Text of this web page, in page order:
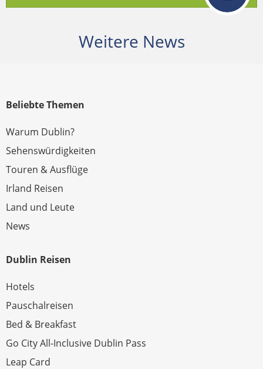
Weitere News
Beliebte Themen
Warum Dublin?
Sehenswürdigkeiten
Touren & Ausflüge
Irland Reisen
Land und Leute
News
Dublin Reisen
Hotels
Pauschalreisen
Bed & Breakfast
Go City All-Inclusive Dublin Pass
Leap Card